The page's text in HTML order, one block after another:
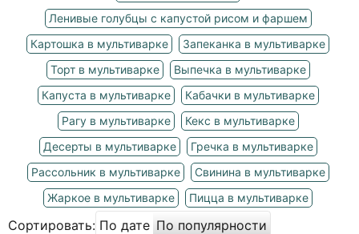
Ленивые голубцы с капустой рисом и фаршем
Картошка в мультиварке
Запеканка в мультиварке
Торт в мультиварке
Выпечка в мультиварке
Капуста в мультиварке
Кабачки в мультиварке
Рагу в мультиварке
Кекс в мультиварке
Десерты в мультиварке
Гречка в мультиварке
Рассольник в мультиварке
Свинина в мультиварке
Жаркое в мультиварке
Пицца в мультиварке
Сортировать: По дате По популярности